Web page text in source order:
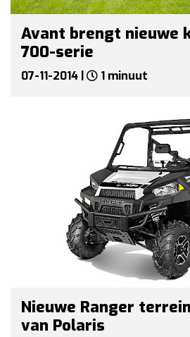
Avant brengt nieuwe
700-serie
07-11-2014 | 1 minuut
Nieuwe Ranger
van Polaris